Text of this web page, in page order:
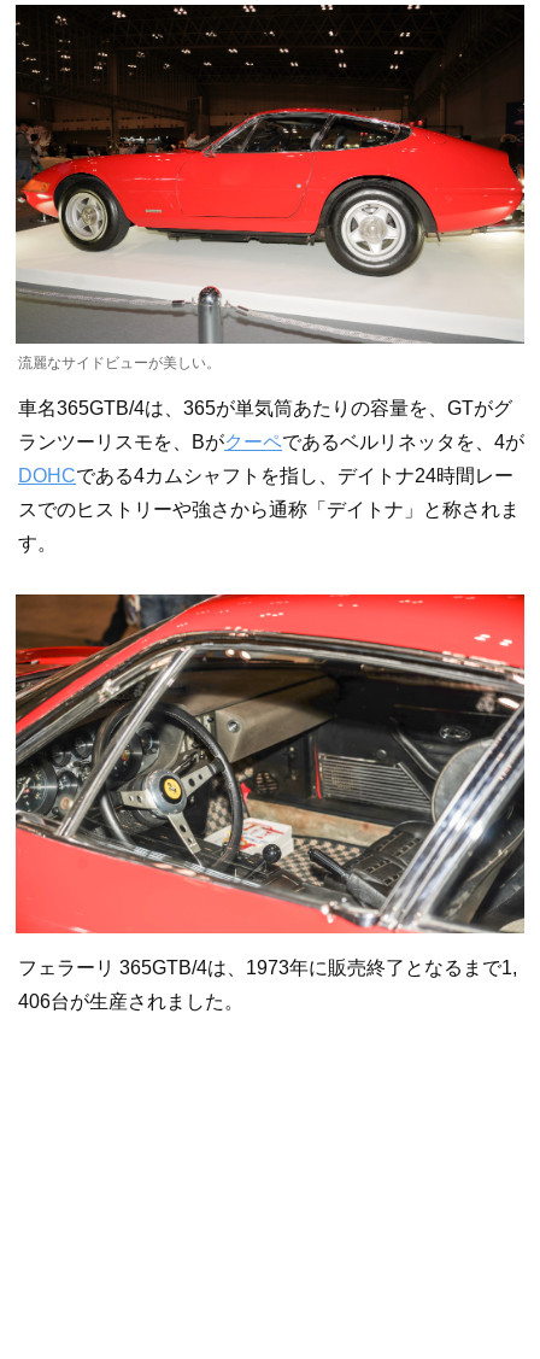
流麗なサイドビューが美しい。
車名365GTB/4は、365が単気筒あたりの容量を、GTがグ
ランツーリスモを、Bがクーペであるベルリネッタを、4が
DOHCである4カムシャフトを指し、デイトナ24時間レー
スでのヒストリーや強さから通称「デイトナ」と称されま
す。
フェラーリ 365GTB/4は、1973年に販売終了となるまで1,
406台が生産されました。